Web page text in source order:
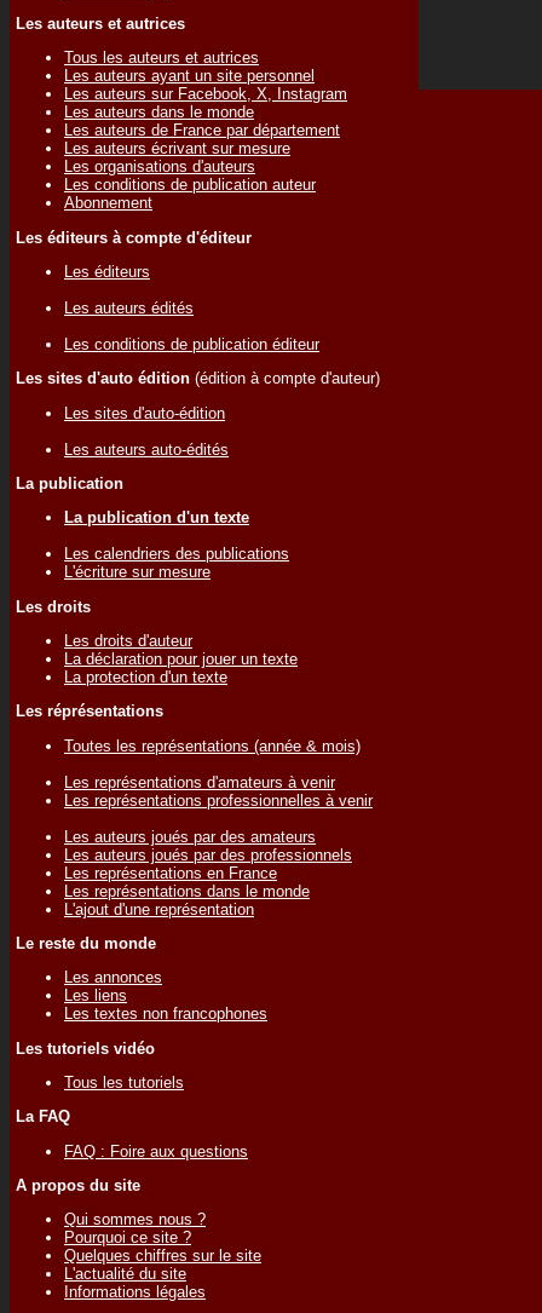
Les auteurs et autrices
Tous les auteurs et autrices
Les auteurs ayant un site personnel
Les auteurs sur Facebook, X, Instagram
Les auteurs dans le monde
Les auteurs de France par département
Les auteurs écrivant sur mesure
Les organisations d'auteurs
Les conditions de publication auteur
Abonnement
Les éditeurs à compte d'éditeur
Les éditeurs
Les auteurs édités
Les conditions de publication éditeur
Les sites d'auto édition (édition à compte d'auteur)
Les sites d'auto-édition
Les auteurs auto-édités
La publication
La publication d'un texte
Les calendriers des publications
L'écriture sur mesure
Les droits
Les droits d'auteur
La déclaration pour jouer un texte
La protection d'un texte
Les réprésentations
Toutes les représentations (année & mois)
Les représentations d'amateurs à venir
Les représentations professionnelles à venir
Les auteurs joués par des amateurs
Les auteurs joués par des professionnels
Les représentations en France
Les représentations dans le monde
L'ajout d'une représentation
Le reste du monde
Les annonces
Les liens
Les textes non francophones
Les tutoriels vidéo
Tous les tutoriels
La FAQ
FAQ : Foire aux questions
A propos du site
Qui sommes nous ?
Pourquoi ce site ?
Quelques chiffres sur le site
L'actualité du site
Informations légales